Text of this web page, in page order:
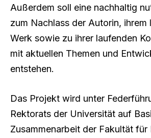
Außerdem soll eine nachhaltig
zum Nachlass der Autorin, ihrem
Werk sowie zu ihrer laufenden
mit aktuellen Themen und
entstehen.
Das Projekt wird unter
Rektorats der Universität auf
Zusammenarbeit der Fakultät für